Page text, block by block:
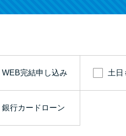
無利息
つのポ
その他コラ
WEB完結申し込み 土日
銀行カードローン